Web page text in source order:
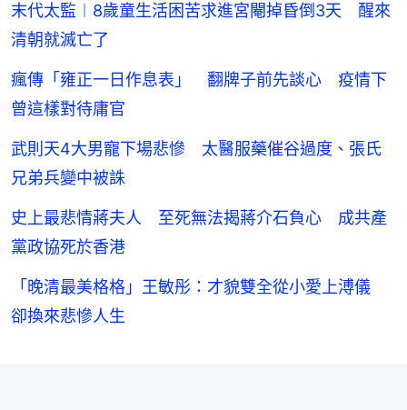
末代太監︱8歲童生活困苦求進宮閹掉昏倒3天 醒來
清朝就滅亡了
瘋傳「雍正一日作息表」 翻牌子前先談心 疫情下
曾這樣對待庸官
武則天4大男寵下場悲慘 太醫服藥催谷過度、張氏
兄弟兵變中被誅
史上最悲情蔣夫人 至死無法揭蔣介石負心 成共產
黨政協死於香港
「晚清最美格格」王敏彤：才貌雙全從小愛上溥儀
卻換來悲慘人生